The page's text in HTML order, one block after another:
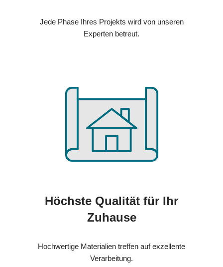
Jede Phase Ihres Projekts wird von unseren
Experten betreut.
Höchste Qualität für Ihr
Zuhause
Hochwertige Materialien treffen auf exzellente
Verarbeitung.